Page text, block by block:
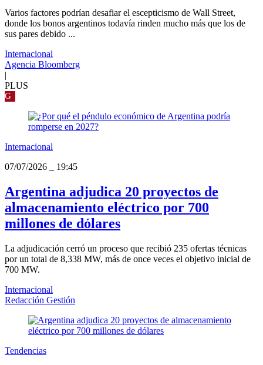
Varios factores podrían desafiar el escepticismo de Wall Street,
donde los bonos argentinos todavía rinden mucho más que los de
sus pares debido ...
Internacional
Agencia Bloomberg
|
PLUS
G
Internacional
07/07/2026
19:45
Argentina adjudica 20 proyectos de
almacenamiento eléctrico por 700
millones de dólares
La adjudicación cerró un proceso que recibió 235 ofertas técnicas
por un total de 8,338 MW, más de once veces el objetivo inicial de
700 MW.
Internacional
Redacción Gestión
Tendencias